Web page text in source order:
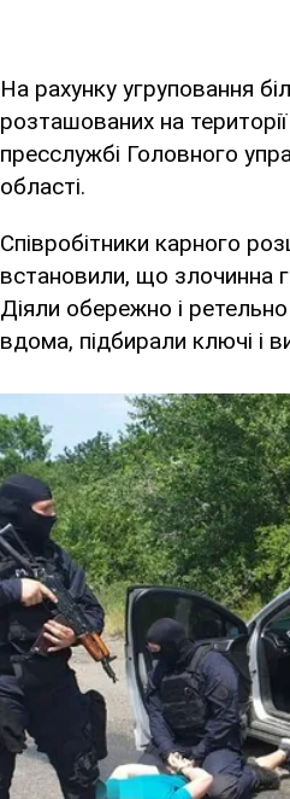
На рахунку угруповання
розташованих на
пресслужбі Головного
області.
Співробітники карного
встановили, що злочинна
Діяли обережно і
вдома, підбирали ключі і